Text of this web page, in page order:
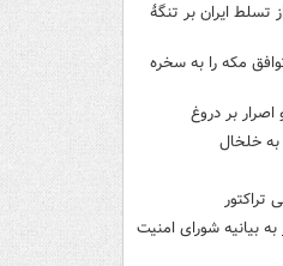
ایران بر تنگۀ
مکه را به سخره
بر دروغ
به خلخال
تراکتور
بیانیه شورای امنیت